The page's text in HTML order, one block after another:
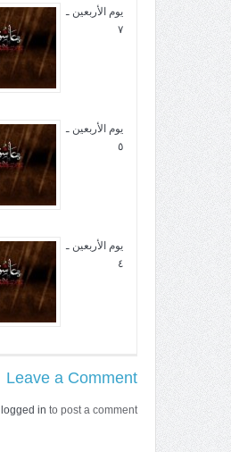
يوم الأربعين ـ
٧
يوم الأربعين ـ
٥
يوم الأربعين ـ
٤
Leave a Comment
logged in to post a comment.